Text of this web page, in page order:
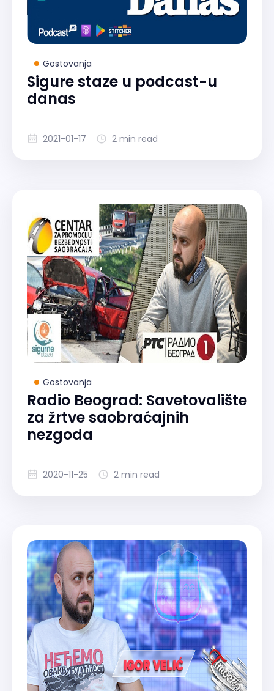
Gostovanja
Sigure staze u podcast-u
danas
2021-01-17 2 min read
Gostovanja
Radio Beograd: Savetovalište
za žrtve saobraćajnih
nezgoda
2020-11-25 2 min read